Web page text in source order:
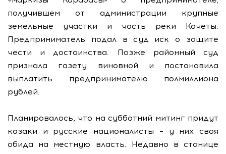
получившем от администрации крупные
земельные участки и часть реки Кочеты.
Предприниматель подал в суд иск о защите
чести и достоинства. Позже районный суд
признала газету виновной и постановила
выплатить предпринимателю полмиллиона
рублей.
Планировалось, что на субботний митинг придут
казаки и русские националисты – у них своя
обида на местную власть. Недавно в станице